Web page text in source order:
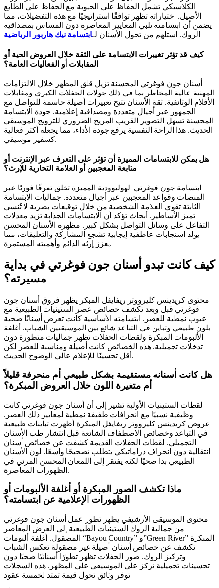
الكلاسيكي تشمل الحفاظ على الحيوية مع الحفاظ على الطابع
الأصيل. اختياراته تظهر توافقًا استراتيجيًا مع هذه التفضيلات، مما
يضمن أن ابتسامته تلبي المعايير المعاصرة دون المساس بمصداقية
الروك. استلهم من تحول الأسنان لـابتسامة نيك هاربور الرياضية
كيف قد تؤثر تغييرات الابتسامة على الثقة خلال العروض الحية أو
المقابلات أو الفعاليات العامة؟
أسنان جون فوغرتي المحسنة تزيل قلق المظهر خلال الالتزامات
المهنية عالية المخاطر بما في ذلك جولات الحفلات الكبرى ومقابلات
الأفلام الوثائقية. ثقة الأسنان تتيح تعبيرات أصيلة حاسمة للتواصل مع
الجمهور عبر أجيال متعددة ومصداقية إعلامية. جودة الابتسامة
المحسنة تسهل التصوير القريب المريح الضروري للترويج الموسيقي
الحديث. هذا الراحة النفسية يرفع جودة الأداء، مما يجعله أكثر فعالية
كسفير موسيقي.
هل يمكن للابتسامات المميزة أن تؤثر على التعرف عبر الإنترنت أو
متابعة المعجبين أو العلامة التجارية للإرث؟
ابتسامة جون فوغرتي الهوليوودية المميزة تخلق تعرفًا فوريًا عبر
المنصات وقواعد المعجبين عبر أجيال متعددة. جماليات الابتسامة
الثابتة تقوي العلامة الشخصية من خلال توقيعات بصرية لا تُنسى
تميز الأساطير. أبحاث تؤكد أن الابتسامات الجذابة تزيد معدلات
التفاعل على وسائل التواصل بشكل كبير. مظهره الأسنان المحسن
يولد استجابات عاطفية إيجابية تشجع المشاركة والتعليقات، مما
يعزز إرثه الدائم وأهميته المستمرة.
كيف كانت تبدو أسنان جون فوغرتي في بداية
مسيرته؟
محتوى كريدينس كليرووتر ريفايفل المبكر يظهر فروق أسنان جون
فوغرتي قبل وبعد تكشف خصائص عصر الستينيات الطبيعية مع
عيوب نمطية للعصر. ابتسامته الأساسية كانت تعرض أسنانًا صحية
بلون طبيعي وتباين في التباعد شائع بين الموسيقيين الشباب. أغلفة
الألبومات المبكرة ولقطات الحفلات تظهر جماليات متطورة دون
تدخلات تجميلية. هذه الخصائص كانت أصيلة ومناسبة للعصر لكن
أقل تحسينًا للإعلام عالي الوضوح الحديث.
هل كانت أسنانه مستقيمة بشكل طبيعي أم منحرفة قليلاً
أم متغيرة اللون خلال العروض المبكرة؟
لقطات الستينيات الأولية تشير إلى أن أسنان جون فوغرتي كانت
وظيفية نسبيًا مع انحرافات طفيفة نمطية لمعايير ذلك العصر.
عروض كريدينس كليرووتر ريفايفل المبكرة أظهرت تباينات طبيعية
في التباعد وخصائص الاصطفاف الشائعة قبل انتشار طب الأسنان
التجميلي. لقطات الحفلات القديمة كشفت عن خصائص أسنان
انتقالية دون انحراف دراماتيكي يتطلب تصحيحًا واسعًا. لون الأسنان
الطبيعي بدا صحيًا لكنه يفتقر إلى اللمعان المحسن المرئي في
الظهورات المعاصرة.
ماذا تكشف الصور المبكرة أو أغلفة الألبومات أو
الظهورات الإعلامية عن ابتسامته؟
محتوى الموسيقى الأرشيفي يظهر تطور عمل أسنان جون فوغرتي
من جمالية الروك الستينيات الطبيعية إلى العرض المعاصر
المصقول. أغلفة ألبومات “Bayou Country” و”Green River” المبكرة
تكشف عن خصائص أسنان أصيلة غير مصقولة تعكس الشباب
وتركيز الروك. صور الحفلات تظهر تطورًا أسنانيًا صحيًا دون
تحسينات تجميلية تركز على الموسيقى على المظهر. هذه السجلات
توفر وثائق تحول قيمة تمتد لخمسة عقود.